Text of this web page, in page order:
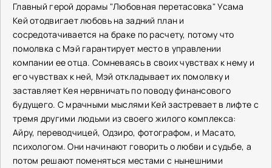
Главный герой дорамы "Любовная перетасовка" Усама
Кей отодвигает любовь на задний план и
сосредотачивается на браке по расчету, потому что
помолвка с Мэй гарантирует место в управлении
компании ее отца. Сомневаясь в своих чувствах к нему и
его чувствах к ней, Мэй откладывает их помолвку и
заставляет Кея нервничать по поводу финансового
будущего. С мрачными мыслями Кей застревает в лифте с
тремя другими людьми из своего жилого комплекса:
Айру, переводчицей, Одзиро, фотографом, и Масато,
психологом. Они начинают говорить о любви и судьбе, а
потом решают поменяться местами с нынешними